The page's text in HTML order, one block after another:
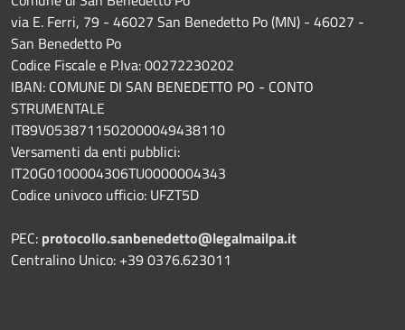
via E. Ferri, 79 - 46027 San Benedetto Po (MN) - 46027 -
San Benedetto Po
Codice Fiscale e P.Iva: 00272230202
IBAN: COMUNE DI SAN BENEDETTO PO - CONTO
STRUMENTALE
IT89V0538711502000049438110
Versamenti da enti pubblici:
IT20G0100004306TU0000004343
Codice univoco ufficio: UFZT5D
PEC: protocollo.sanbenedetto@legalmailpa.it
Centralino Unico: +39 0376.623011